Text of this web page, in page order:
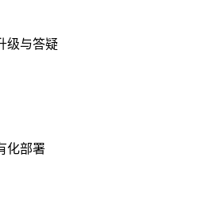
级与答疑
化部署